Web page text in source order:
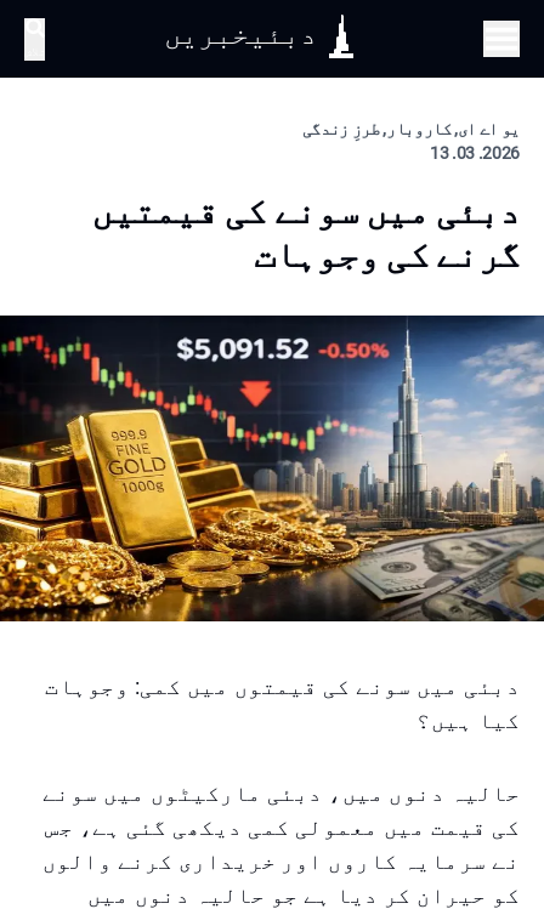
دبئیخبریں
یو اے ای, کاروبار, طرزِ زندگی
2026. 03. 13
دبئی میں سونے کی قیمتیں
گرنے کی وجوہات
دبئی میں سونے کی قیمتوں میں کمی: وجوہات
کیا ہیں؟
حالیہ دنوں میں، دبئی مارکیٹوں میں سونے
کی قیمت میں معمولی کمی دیکھی گئی ہے، جس
نے سرمایہ کاروں اور خریداری کرنے والوں
کو حیران کر دیا ہے جو حالیہ دنوں میں